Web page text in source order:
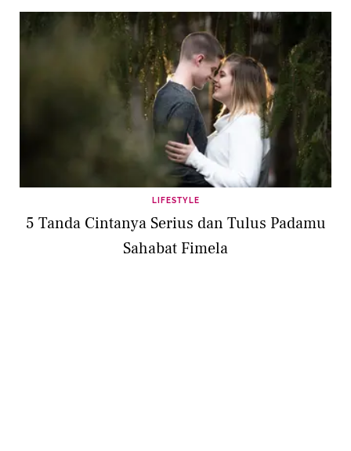
LIFESTYLE
5 Tanda Cintanya Serius dan Tulus Padamu
Sahabat Fimela